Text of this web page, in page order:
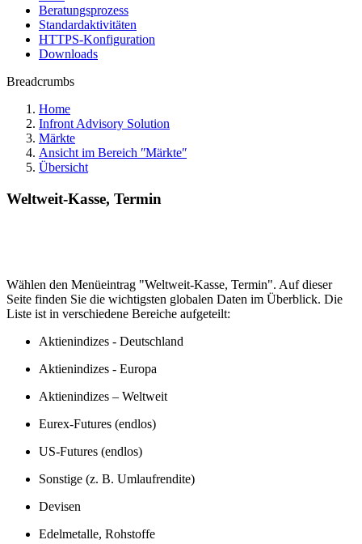
Beratungsprozess
Standardaktivitäten
HTTPS-Konfiguration
Downloads
Breadcrumbs
Home
Infront Advisory Solution
Märkte
Ansicht im Bereich ʺMärkteʺ
Übersicht
Weltweit-Kasse, Termin
Wählen den Menüeintrag "Weltweit-Kasse, Termin". Auf dieser
Seite finden Sie die wichtigsten globalen Daten im Überblick. Die
Liste ist in verschiedene Bereiche aufgeteilt:
Aktienindizes - Deutschland
Aktienindizes - Europa
Aktienindizes – Weltweit
Eurex-Futures (endlos)
US-Futures (endlos)
Sonstige (z. B. Umlaufrendite)
Devisen
Edelmetalle, Rohstoffe